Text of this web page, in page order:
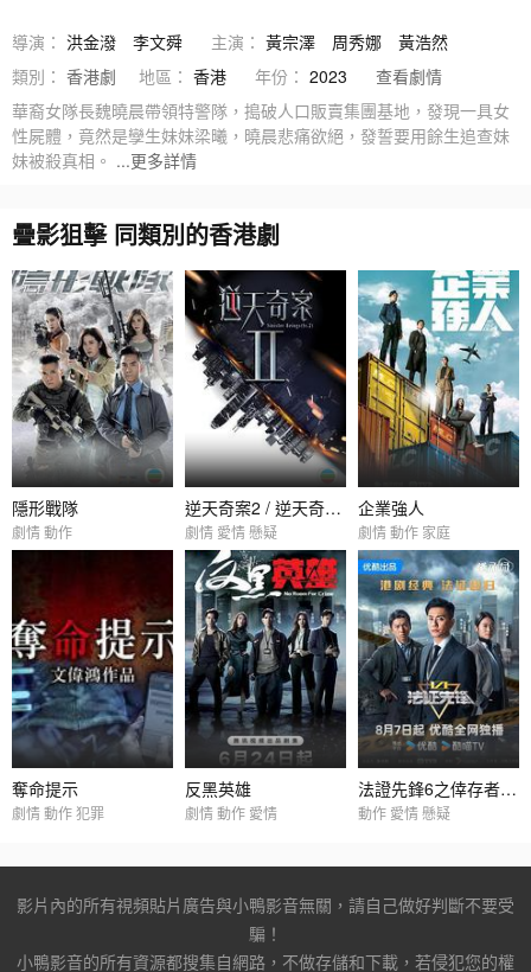
導演： 洪金潑 李文舜 主演： 黃宗澤 周秀娜
黃浩然
類別： 香港劇 地區： 香港 年份： 2023
查看劇情
華裔女隊長魏曉晨帶領特警隊，搗破人口販賣集團基地，發現一具女
性屍體，竟然是孿生妹妹梁曦，曉晨悲痛欲絕，發誓要用餘生追查妹
妹被殺真相。 ...更多詳情
疊影狙擊 同類別的香港劇
隱形戰隊
劇情 動作
逆天奇案2 / 逆天奇案II
劇情 愛情 懸疑
企業強人
劇情 動作 家庭
奪命提示
劇情 動作 犯罪
反黑英雄
劇情 動作 愛情
法證先鋒6之倖存者的救贖 / 法證先鋒VI
動作 愛情 懸疑
影片內的所有視頻貼片廣告與小鴨影音無關，請自己做好判斷不要受
騙！
小鴨影音的所有資源都搜集自網路，不做存儲和下載，若侵犯您的權